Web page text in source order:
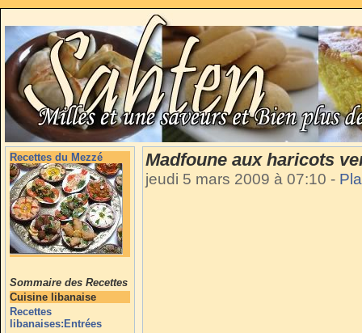
Recettes du Mezzé
Sommaire des Recettes
Cuisine libanaise
Recettes
libanaises:Entrées
Madfoune aux haricots
jeudi 5 mars 2009 à 07:10 -